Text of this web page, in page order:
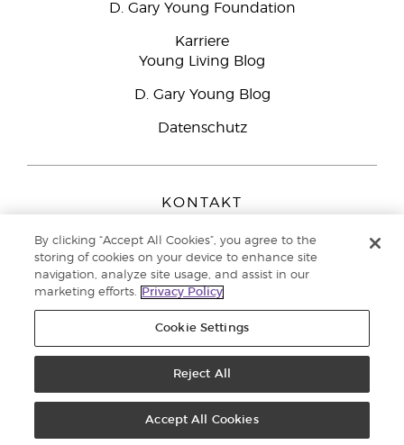
D. Gary Young Foundation
Karriere
Young Living Blog
D. Gary Young Blog
Datenschutz
KONTAKT
Peizerweg 97
9727 AJ Groningen
Netherlands
Kundenservice:08000-825049
Datenschutzerklärung
By clicking “Accept All Cookies”, you agree to the
storing of cookies on your device to enhance site
navigation, analyze site usage, and assist in our
marketing efforts.
Privacy Policy
Cookie Settings
Reject All
Accept All Cookies